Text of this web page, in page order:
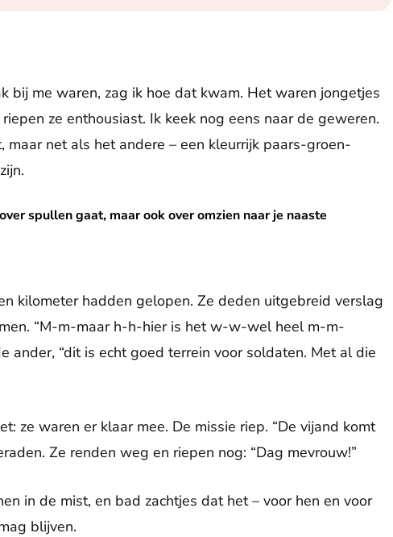
bij me waren, zag ik hoe dat kwam. Het waren jongetjes
ze enthousiast. Ik keek nog eens naar de geweren.
net als het andere – een kleurrijk paars-groen-
spullen gaat, maar ook over omzien naar je naaste
maar ook over omzien naar je naaste
kilometer hadden gelopen. Ze deden uitgebreid verslag
“M-m-maar h-h-hier is het w-w-wel heel m-m-
ander, “dit is echt goed terrein voor soldaten. Met al die
ze waren er klaar mee. De missie riep. “De vijand komt
Ze renden weg en riepen nog: “Dag mevrouw!”
in de mist, en bad zachtjes dat het – voor hen en voor
blijven.